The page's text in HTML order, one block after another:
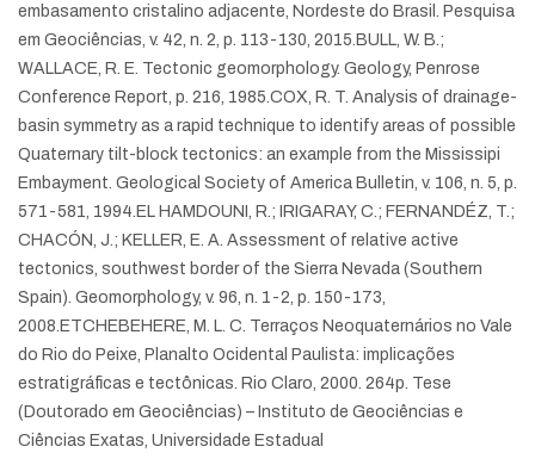
embasamento cristalino adjacente, Nordeste do Brasil. Pesquisa
em Geociências, v. 42, n. 2, p. 113-130, 2015. BULL, W. B.;
WALLACE, R. E. Tectonic geomorphology. Geology, Penrose
Conference Report, p. 216, 1985.COX, R. T. Analysis of drainage-
basin symmetry as a rapid technique to identify areas of possible
Quaternary tilt-block tectonics: an example from the Mississipi
Embayment. Geological Society of America Bulletin, v. 106, n. 5, p.
571-581, 1994. EL HAMDOUNI, R.; IRIGARAY, C.; FERNANDÉZ, T.;
CHACÓN, J.; KELLER, E. A. Assessment of relative active
tectonics, southwest border of the Sierra Nevada (Southern
Spain). Geomorphology, v. 96, n. 1-2, p. 150-173,
2008. ETCHEBEHERE, M. L. C. Terraços Neoquaternários no Vale
do Rio do Peixe, Planalto Ocidental Paulista: implicações
estratigráficas e tectônicas. Rio Claro, 2000. 264p. Tese
(Doutorado em Geociências) – Instituto de Geociências e
Ciências Exatas, Universidade Estadual